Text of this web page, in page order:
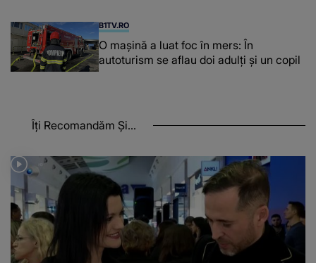
B1TV.RO
O maşină a luat foc în mers: În
autoturism se aflau doi adulți și un copil
Îți Recomandăm Și...